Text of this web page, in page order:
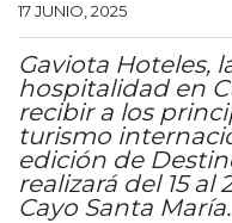
17 JUNIO, 2025
Gaviota Hoteles,
hospitalidad en
recibir a los
turismo
edición de
realizará del 15
Cayo Santa María.